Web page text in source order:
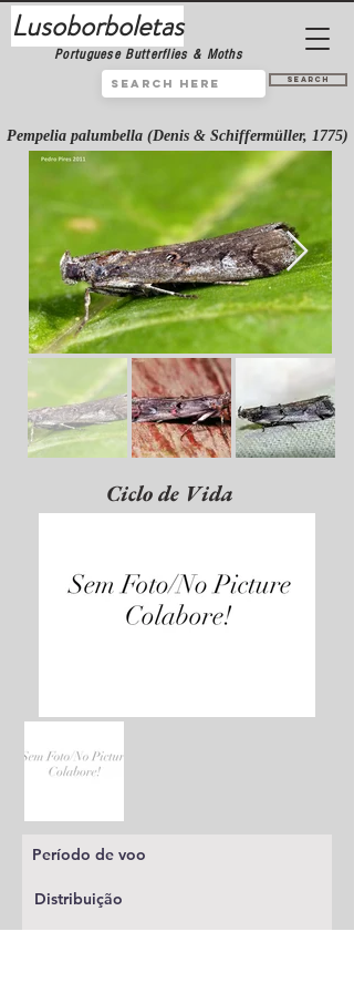
Lusoborboletas
Portuguese Butterflies & Moths
Search
Pempelia palumbella (Denis & Schiffermüller, 1775)
Ciclo de Vida
Período de voo
Distribuição